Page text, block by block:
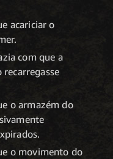
acariciar o
com que a
recarregasse
o armazém do
o movimento do